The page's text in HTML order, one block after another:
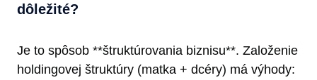
dôležité?
Je to spôsob **štruktúrovania biznisu**. Založenie
holdingovej štruktúry (matka + dcéry) má výhody: